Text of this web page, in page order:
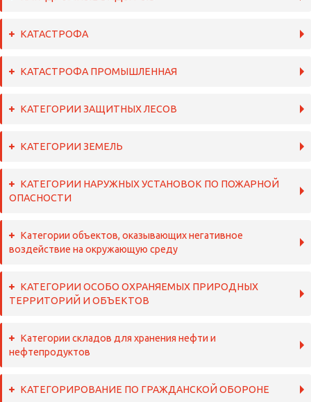
КАТАСТРОФА
КАТАСТРОФА ПРОМЫШЛЕННАЯ
КАТЕГОРИИ ЗАЩИТНЫХ ЛЕСОВ
КАТЕГОРИИ ЗЕМЕЛЬ
КАТЕГОРИИ НАРУЖНЫХ УСТАНОВОК ПО ПОЖАРНОЙ
ОПАСНОСТИ
Категории объектов, оказывающих негативное
воздействие на окружающую среду
КАТЕГОРИИ ОСОБО ОХРАНЯЕМЫХ ПРИРОДНЫХ
ТЕРРИТОРИЙ И ОБЪЕКТОВ
Категории складов для хранения нефти и
нефтепродуктов
КАТЕГОРИРОВАНИЕ ПО ГРАЖДАНСКОЙ ОБОРОНЕ